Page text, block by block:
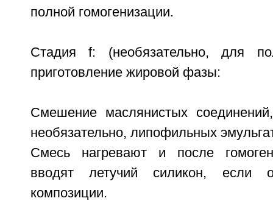
полной гомогенизации.
Стадия f: (необязательно, для
приготовление жировой фазы:
Смешение маслянистых
необязательно, липофильных
Смесь нагревают и после
вводят летучий силикон, если
композиции.